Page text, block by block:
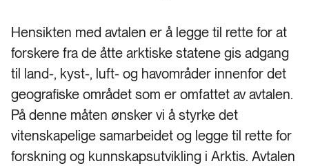
Hensikten med avtalen er å legge til rette for at
forskere fra de åtte arktiske statene gis adgang
til land-, kyst-, luft- og havområder innenfor det
geografiske området som er omfattet av avtalen.
På denne måten ønsker vi å styrke det
vitenskapelige samarbeidet og legge til rette for
forskning og kunnskapsutvikling i Arktis. Avtalen